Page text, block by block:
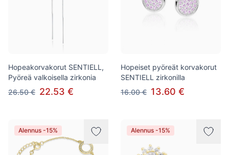
Hopeakorvakorut SENTIELL,
Pyöreä valkoisella zirkonia
26.50 € 22.53 €
Hopeiset pyöreät korvakorut
SENTIELL zirkonilla
16.00 € 13.60 €
Alennus -15% Alennus -15%